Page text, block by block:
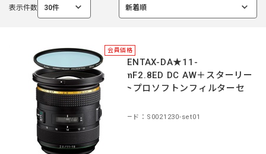
表示件数 30件
選
新着順
選
会員価格
HD PENTAX-DA★11-
18mmF2.8ED DC AW＋スターリー
ナイトプロソフトンフィルターセ
商品コード：S0021230-set01